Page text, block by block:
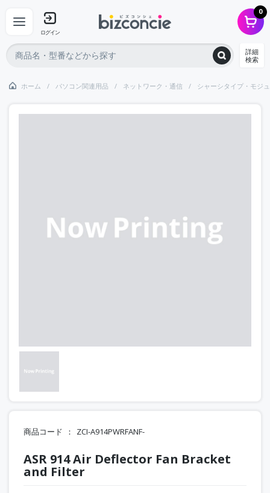
ログイン
0
詳細
検索
ホーム パソコン関連用品 ネットワーク・通信 シャーシタイプ・モジ
商品コード ZCI-A914PWRFANF-
ASR 914 Air Deflector Fan Bracket
and Filter